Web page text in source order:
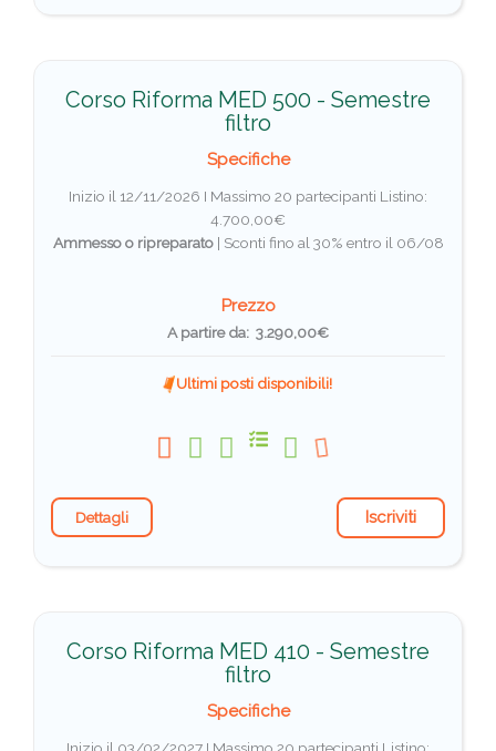
Corso Riforma MED 500 - Semestre
filtro
Specifiche
Inizio il 12/11/2026 I Massimo 20 partecipanti Listino:
4.700,00€
Ammesso o ripreparato| Sconti fino al 30% entro il 06/08
Prezzo
A partire da: 3.290,00€
Ultimi posti disponibili!
Dettagli Iscriviti
Corso Riforma MED 410 - Semestre
filtro
Specifiche